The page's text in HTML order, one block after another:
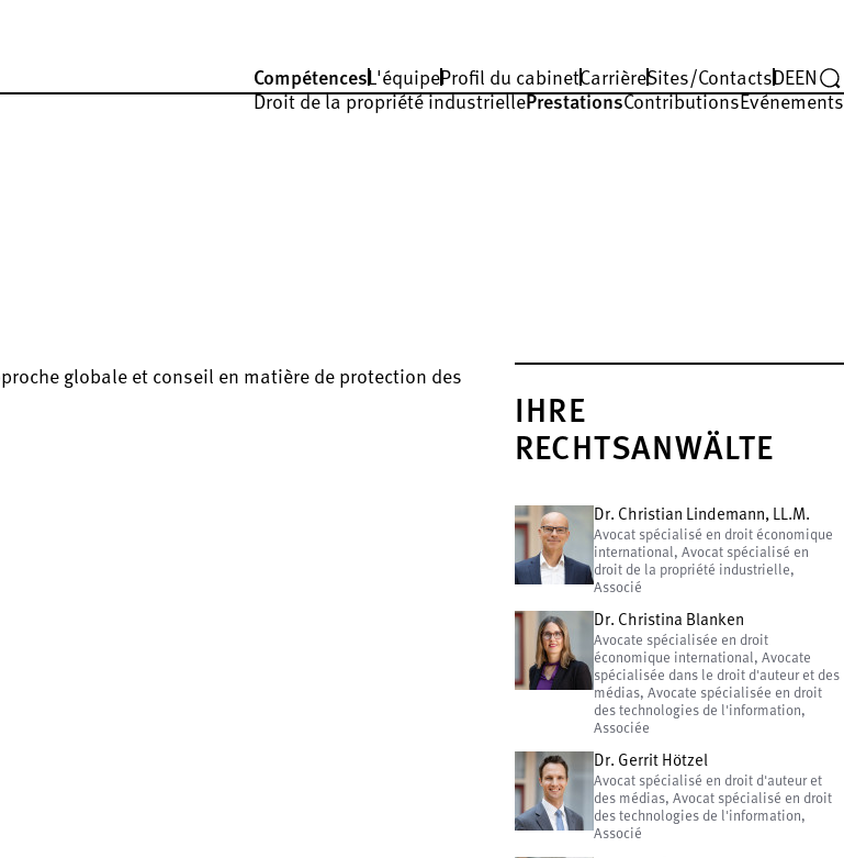
CompétencesL'équipeProfil du cabinetCarrièreSites/ContactsDEEN
Droit de la propriété industriellePrestationsContributionsÉvénements
globale et conseil en matière de protection des
IHRE
RECHTSANWÄLTE
Dr. Christian Lindemann, LL.M.
Avocat spécialisé en droit économique
international, Avocat spécialisé en
droit de la propriété industrielle,
Associé
Dr. Christina Blanken
Avocate spécialisée en droit
économique international, Avocate
spécialisée dans le droit d'auteur et des
médias, Avocate spécialisée en droit
des technologies de l'information,
Associée
Dr. Gerrit Hötzel
Avocat spécialisé en droit d'auteur et
des médias, Avocat spécialisé en droit
des technologies de l'information,
Associé